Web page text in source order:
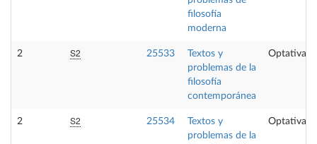
filosofía
moderna
2 S2 25533
Textos y
problemas de la
filosofía
contemporánea
Optativa
2 S2 25534
Textos y
problemas de la
Optativa